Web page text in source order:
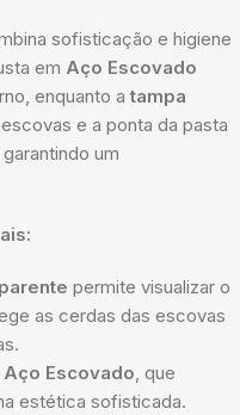
sofisticação e higiene
em Aço Escovado
enquanto a tampa
e a ponta da pasta
um
permite visualizar o
as cerdas das escovas
Aço Escovado, que
estética sofisticada.